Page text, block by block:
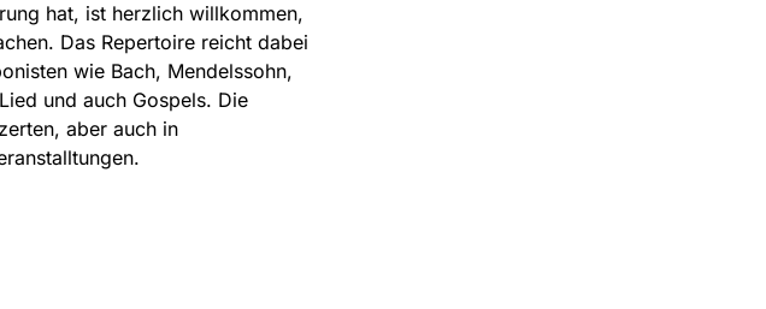
hat, ist herzlich willkommen,
Das Repertoire reicht dabei
wie Bach, Mendelssohn,
und auch Gospels. Die
aber auch in